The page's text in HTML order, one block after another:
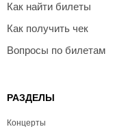
Как найти билеты
Как получить чек
Вопросы по билетам
РАЗДЕЛЫ
Концерты